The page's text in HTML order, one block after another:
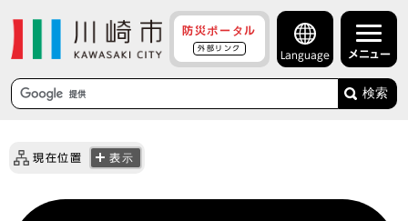
防災ポータル
外部リンク
Language メニュー
検索
現在位置 表示